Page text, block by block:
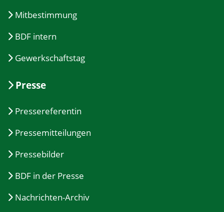
Mitbestimmung
BDF intern
Gewerkschaftstag
Presse
Pressereferentin
Pressemitteilungen
Pressebilder
BDF in der Presse
Nachrichten-Archiv